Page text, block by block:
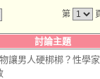
第
討論主題
讓男人硬梆梆？性學